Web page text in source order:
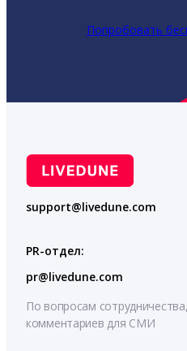
Попробовать
support@livedune.com
PR-отдел:
pr@livedune.com
По вопросам сотрудничества,
комментариев для СМИ